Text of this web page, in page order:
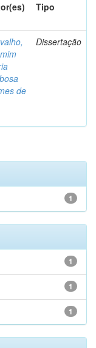
Tipo
de
Dissertação
1
1
1
1